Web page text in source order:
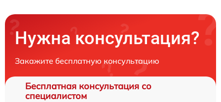
Нужна консультация?
Закажите бесплатную консультацию
Бесплатная консультация со
специалистом